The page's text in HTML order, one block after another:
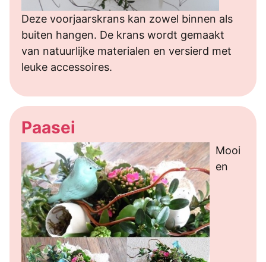
Deze voorjaarskrans kan zowel binnen als
buiten hangen. De krans wordt gemaakt
van natuurlijke materialen en versierd met
leuke accessoires.
Paasei
Mooi
en